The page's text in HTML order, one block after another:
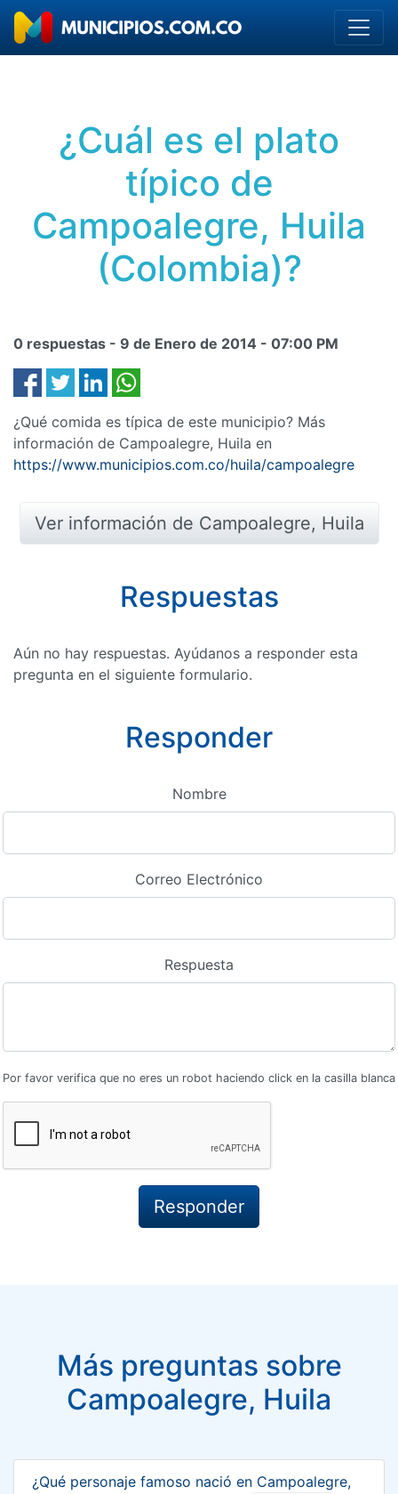
¿Cuál es el plato
típico de
Campoalegre, Huila
(Colombia)?
0 respuestas - 9 de Enero de 2014 - 07:00 PM
¿Qué comida es típica de este municipio? Más
información de Campoalegre, Huila en
https://www.municipios.com.co/huila/campoalegre
Ver información de Campoalegre, Huila
Respuestas
Aún no hay respuestas. Ayúdanos a responder esta
pregunta en el siguiente formulario.
Responder
Nombre
Correo Electrónico
Respuesta
Por favor verifica que no eres un robot haciendo click en la casilla blanca
Más preguntas sobre
Campoalegre, Huila
¿Qué personaje famoso nació en Campoalegre,